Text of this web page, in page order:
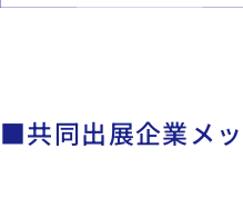
■共同出展企業メ